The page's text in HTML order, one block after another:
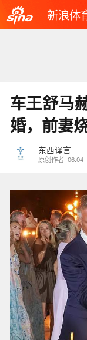
新浪体
车王舒马
婚，前妻
东西译言
原创作者 06.04